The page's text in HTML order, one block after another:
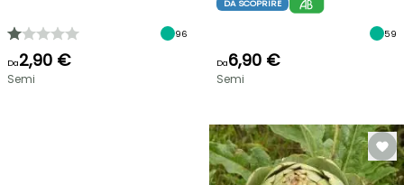
96
Da2,90 €
Semi
DA SCOPRIRE
59
Da6,90 €
Semi